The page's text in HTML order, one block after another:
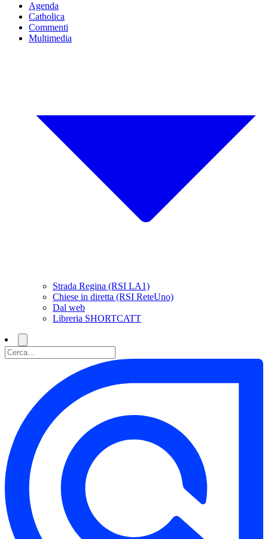
Agenda
Catholica
Commenti
Multimedia
Strada Regina (RSI LA1)
Chiese in diretta (RSI ReteUno)
Dal web
Libreria SHORTCATT